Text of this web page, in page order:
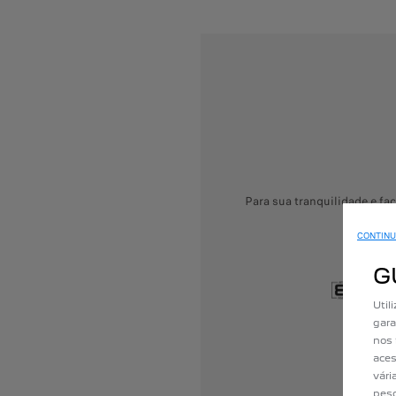
Para sua tranquilidade e
nos